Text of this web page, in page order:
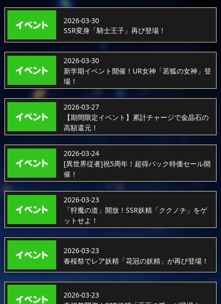
2026-03-30
SSR変身「騎士王子」再び登場！
2026-03-30
新学期イベント開催！UR女神「若狐の女神」登
場！
2026-03-27
【期間限定イベント】累計チャージで金晶石の
高額還元！
2026-03-24
[異世界従者]祝5周年！超得パック特価セール開
催！
2026-03-23
「狩魔の道」開放！SSR妖精「ククノチ」をゲ
ットせよ！
2026-03-23
春桜祭でレア妖精「花冠の妖精」が再び登場！
2026-03-23